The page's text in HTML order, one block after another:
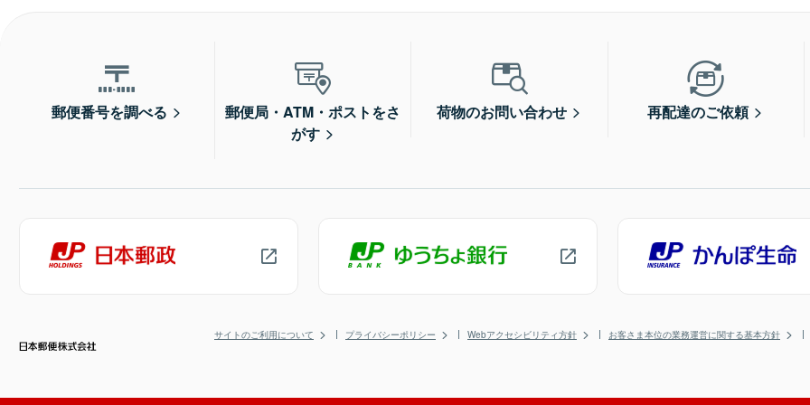
郵便番号を調べる
郵便局・ATM・ポストをさ
がす
荷物のお問い合わせ 再配達のご依頼
サイトのご利用について プライバシーポリシー Webアクセシビリティ方針 お客さま本位の業務運営に関する基本方針